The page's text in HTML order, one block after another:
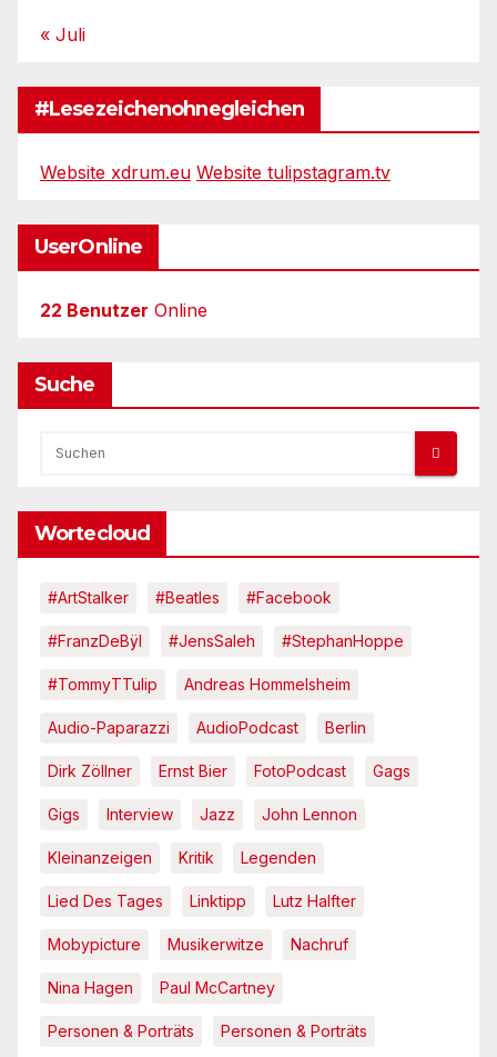
« Juli
#Lesezeichenohnegleichen
Website xdrum.eu Website tulipstagram.tv
UserOnline
22 Benutzer Online
Suche
Wortecloud
#ArtStalker #Beatles #Facebook
#FranzDeBÿl #JensSaleh #StephanHoppe
#TommyTTulip Andreas Hommelsheim
Audio-Paparazzi AudioPodcast Berlin
Dirk Zöllner Ernst Bier FotoPodcast Gags
Gigs Interview Jazz John Lennon
Kleinanzeigen Kritik Legenden
Lied Des Tages Linktipp Lutz Halfter
Mobypicture Musikerwitze Nachruf
Nina Hagen Paul McCartney
Personen & Porträts Personen & Porträts